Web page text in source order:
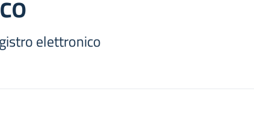
elettronico